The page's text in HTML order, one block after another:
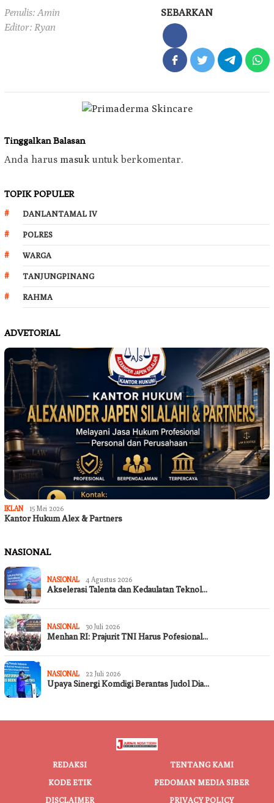
Penulis: Amin
Editor: Ryan
SEBARKAN
Tinggalkan Balasan
Anda harus masuk untuk berkomentar.
TOPIK POPULER
DANLANTAMAL IV
POLRES
WARGA
TANJUNGPINANG
RAHMA
ADVETORIAL
IKLAN 15 Mei 2026
Kantor Hukum Alex & Partners
NASIONAL
NASIONAL 4 Agustus 2026
Akselerasi Talenta dan Kedaulatan Teknol…
NASIONAL 30 Juli 2026
Menhan RI: Prajurit TNI Harus Pofesional…
NASIONAL 22 Juli 2026
Upaya Sinergi Komdigi Berantas Judol Dia…
REDAKSI
TENTANG KAMI
KODE ETIK
PEDOMAN MEDIA SIBER
DISCLAIMER
PRIVACY POLICY